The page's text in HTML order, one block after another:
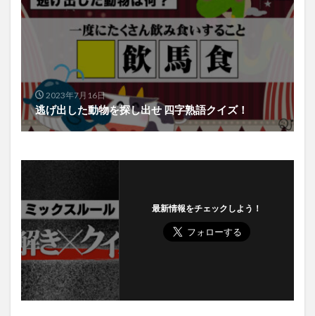
2023年7月16日
逃げ出した動物を探し出せ 四字熟語クイズ！
最新情報をチェックしよう！